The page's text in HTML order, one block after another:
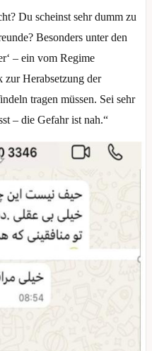
Du scheinst sehr dumm zu
Besonders unter den
– ein vom Regime
zur Herabsetzung der
tragen müssen. Sei sehr
– die Gefahr ist nah.“